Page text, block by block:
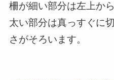
柵が細い部分は左上か
太い部分は真っすぐに
さがそろいます。